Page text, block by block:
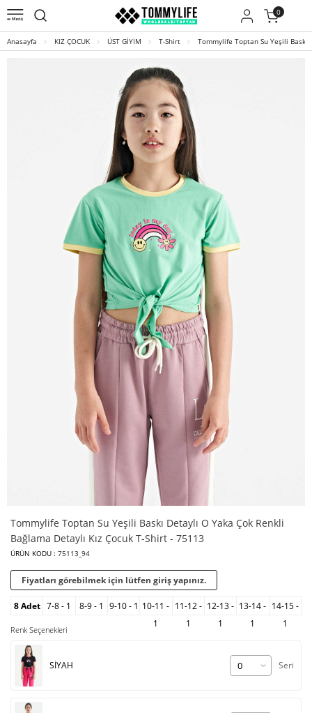
0
Anasayfa KIZ ÇOCUK ÜST GİYİM T-Shirt Tommylife Toptan Su Yeşili Baskı
Tommylife Toptan Su Yeşili Baskı Detaylı O Yaka Çok Renkli
Bağlama Detaylı Kız Çocuk T-Shirt - 75113
ÜRÜN KODU : 75113_94
Fiyatları görebilmek için lütfen giriş yapınız.
8 Adet 7-8 - 1 8-9 - 1 9-10 - 1 10-11 -
1
11-12 -
1
12-13 -
1
13-14 -
1
14-15 -
1
Renk Seçenekleri
SİYAH Seri